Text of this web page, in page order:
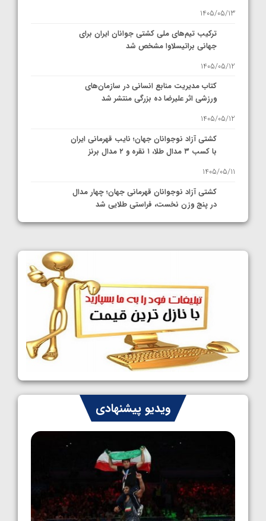
1405/05/13
ترکیب تیم‌های ملی کشتی جوانان ایران برای
جهانی براتیسلاوا مشخص شد
1405/05/12
کتاب مدیریت منابع انسانی در سازمان‌های
ورزشی اثر علیرضا ده بزرگی منتشر شد
1405/05/12
کشتی آزاد نوجوانان جهان؛ نایب قهرمانی ایران
با کسب ۳ مدال طلا، ۱ نقره و ۲ مدال برنز
1405/05/11
کشتی آزاد نوجوانان قهرمانی جهان؛ چهار مدال
در پنج وزن نخست، فراستی طلایی شد
1405/05/11
کشتی آزاد نوجوانان جهان؛ رقبای نمایندگان
ایران مشخص شدند
1405/05/08
کشتی فرنگی نوجوانان جهان؛ سکوی تیمی
سوم برای ایران
1405/05/07
ایران چشم به راه چهار مدال در پنج وزن دوم
کشتی فرنگی نوجوانان جهان
1405/05/06
ویدیو پیشنهادی